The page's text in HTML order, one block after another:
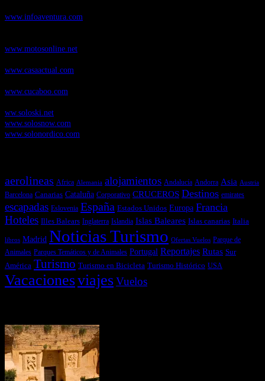
www.infoaventura.com
www.motosonline.net
www.casaactual.com
www.cucaboo.com
ww.soloski.net
www.solosnow.com
www.solonordico.com
aerolineas Africa Alemania alojamientos Andalucía Andorra Asia Austria
Barcelona Canarias Cataluña Corporativo CRUCEROS Destinos emirates
escapadas Eslovenia España Estados Unidos Europa Francia
Hoteles Illes Balears Inglaterra Islandia Islas Baleares Islas canarias Italia
libros Madrid Noticias Turismo Ofertas Vuelos Parque de
Animales Parques Temáticos y de Animales Portugal Reportajes Rutas Sur
América Turismo Turismo en Bicicleta Turismo Histórico USA
VacacionesviajesVuelos